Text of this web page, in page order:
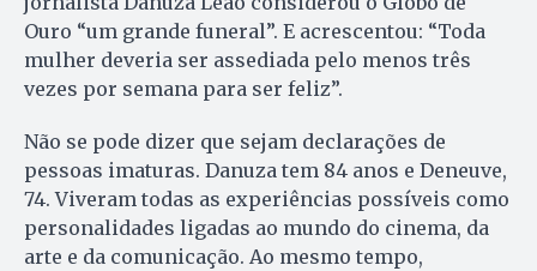
Ouro “um grande funeral”. E acrescentou: “Toda
mulher deveria ser assediada pelo menos três
vezes por semana para ser feliz”.
Não se pode dizer que sejam declarações de
pessoas imaturas. Danuza tem 84 anos e Deneuve,
74. Viveram todas as experiências possíveis como
personalidades ligadas ao mundo do cinema, da
arte e da comunicação. Ao mesmo tempo,